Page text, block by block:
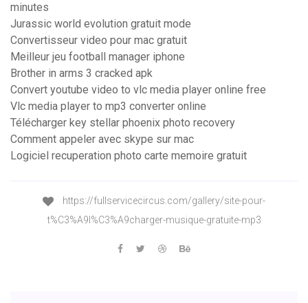
minutes
Jurassic world evolution gratuit mode
Convertisseur video pour mac gratuit
Meilleur jeu football manager iphone
Brother in arms 3 cracked apk
Convert youtube video to vlc media player online free
Vlc media player to mp3 converter online
Télécharger key stellar phoenix photo recovery
Comment appeler avec skype sur mac
Logiciel recuperation photo carte memoire gratuit
https://fullservicecircus.com/gallery/site-pour-
t%C3%A9l%C3%A9charger-musique-gratuite-mp3